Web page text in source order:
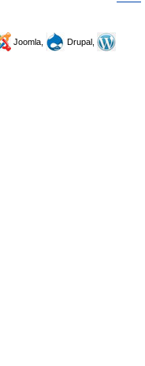
Joomla,
Drupal,